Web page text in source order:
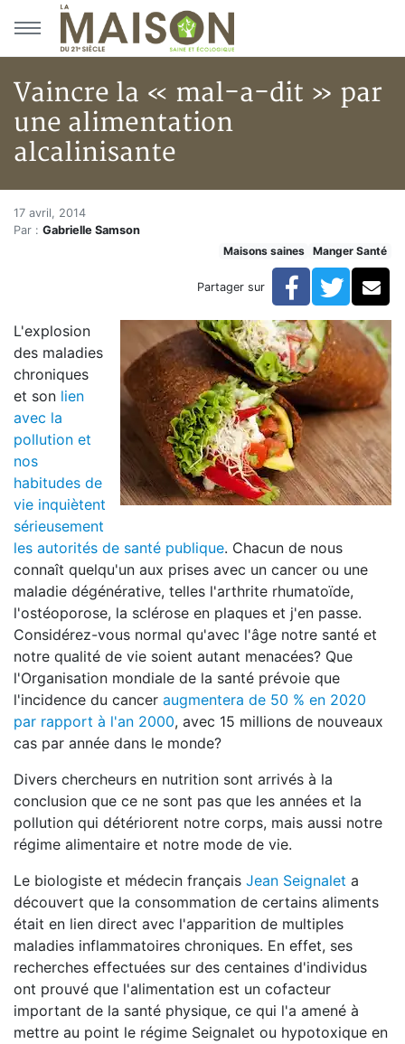
Aller au menu principal
Aller au contenu principal
Vaincre la « mal-a-dit » par
une alimentation
alcalinisante
Accueil
Articles
Hypersensibilités environnementales
Vaincre la « mal-a-dit » par une alimentation
Vaincre la « mal-a-dit » par
17 avril, 2014
Par : Gabrielle Samson
Maisons saines
Manger Santé
Partager sur Facebook
L'explosion
des maladies
chroniques
et son lien
avec la
pollution et
nos
habitudes de
vie inquiètent
sérieusement
les autorités de santé publique. Chacun de nous
connaît quelqu'un aux prises avec un cancer ou une
maladie dégénérative, telles l'arthrite rhumatoïde,
l'ostéoporose, la sclérose en plaques et j'en passe.
Considérez-vous normal qu'avec l'âge notre santé et
notre qualité de vie soient autant menacées? Que
l'Organisation mondiale de la santé prévoie que
l'incidence du cancer augmentera de 50 % en 2020
par rapport à l'an 2000, avec 15 millions de nouveaux
cas par année dans le monde?
Divers chercheurs en nutrition sont arrivés à la
conclusion que ce ne sont pas que les années et la
pollution qui détériorent notre corps, mais aussi notre
régime alimentaire et notre mode de vie.
Le biologiste et médecin français Jean Seignalet a
découvert que la consommation de certains aliments
était en lien direct avec l'apparition de multiples
maladies inflammatoires chroniques. En effet, ses
recherches effectuées sur des centaines d'individus
ont prouvé que l'alimentation est un cofacteur
important de la santé physique, ce qui l'a amené à
mettre au point le régime Seignalet ou hypotoxique en